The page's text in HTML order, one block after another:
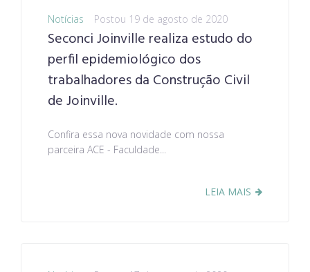
Notícias Postou 19 de agosto de 2020
Seconci Joinville realiza estudo do
perfil epidemiológico dos
trabalhadores da Construção Civil
de Joinville.
Confira essa nova novidade com nossa
parceira ACE - Faculdade...
LEIA MAIS